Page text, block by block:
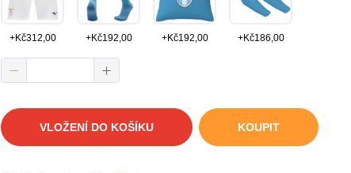
+Kč312,00 +Kč192,00 +Kč192,00 +Kč186,00
VLOŽENÍ DO KOŠÍKU KOUPIT